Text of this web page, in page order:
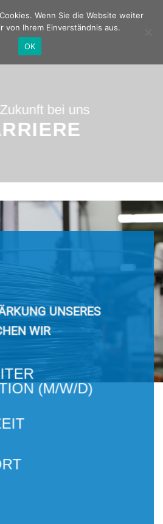
bei uns
UNSERES
WIR
(M/W/D)
Wenn Sie die Website weiter
von Ihrem Einverständnis aus.
OK